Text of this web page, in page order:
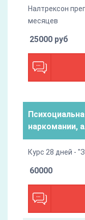
Налтрексон
месяцев
25000 руб
наркомании,
Курс 28 дней -
60000